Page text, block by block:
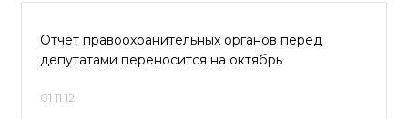
Отчет правоохранительных органов перед
депутатами переносится на октябрь
01.11.12